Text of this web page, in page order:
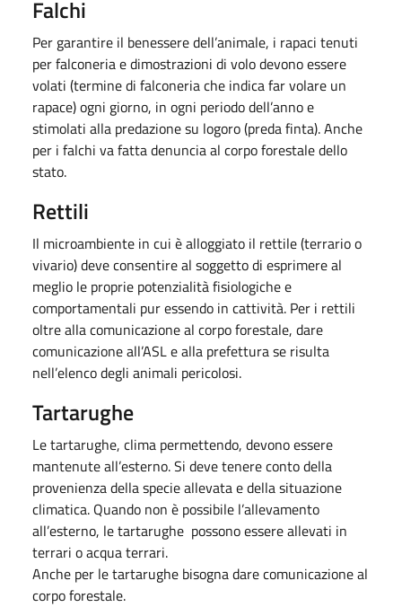
Falchi
Per garantire il benessere dell’animale, i rapaci tenuti
per falconeria e dimostrazioni di volo devono essere
volati (termine di falconeria che indica far volare un
rapace) ogni giorno, in ogni periodo dell’anno e
stimolati alla predazione su logoro (preda finta). Anche
per i falchi va fatta denuncia al corpo forestale dello
stato.
Rettili
Il microambiente in cui è alloggiato il rettile (terrario o
vivario) deve consentire al soggetto di esprimere al
meglio le proprie potenzialità fisiologiche e
comportamentali pur essendo in cattività. Per i rettili
oltre alla comunicazione al corpo forestale, dare
comunicazione all’ASL e alla prefettura se risulta
nell’elenco degli animali pericolosi.
Tartarughe
Le tartarughe, clima permettendo, devono essere
mantenute all’esterno. Si deve tenere conto della
provenienza della specie allevata e della situazione
climatica. Quando non è possibile l’allevamento
all’esterno, le tartarughe possono essere allevati in
terrari o acqua terrari.
Anche per le tartarughe bisogna dare comunicazione al
corpo forestale.